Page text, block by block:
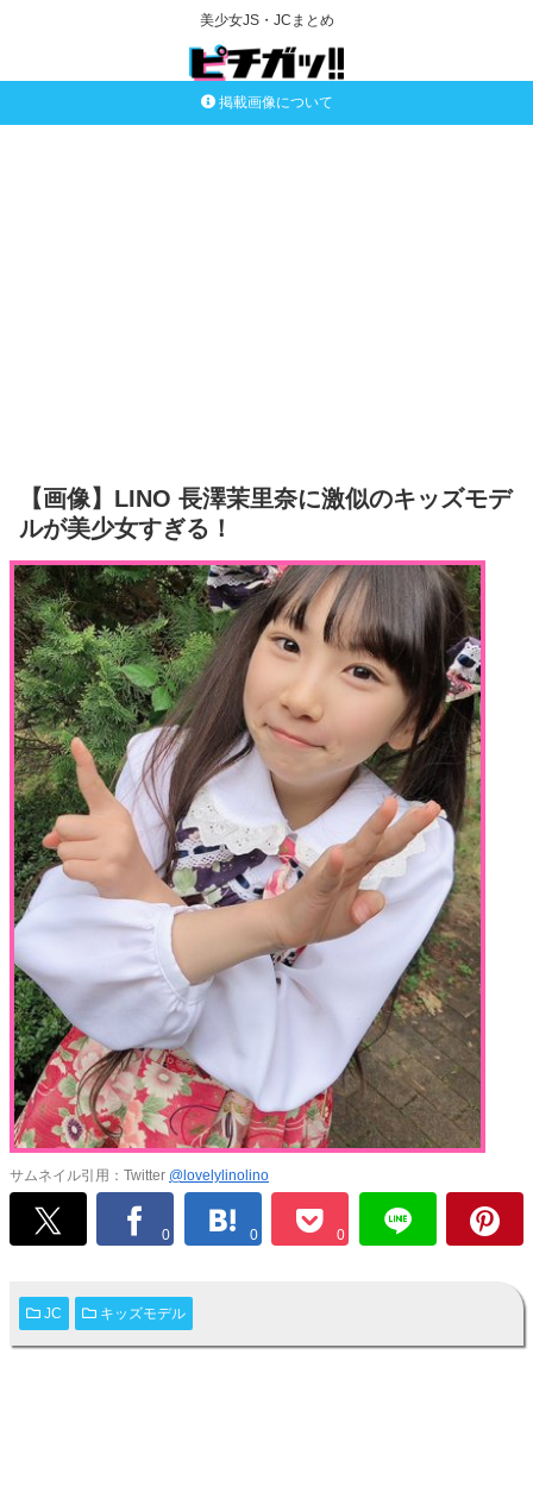
美少女JS・JCまとめ
掲載画像について
【画像】LINO 長澤茉里奈に激似のキッズモデ
ルが美少女すぎる！
サムネイル引用：Twitter @lovelylinolino
0 0 0
JC キッズモデル